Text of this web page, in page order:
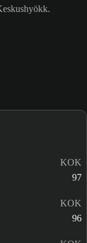
KOK
97
KOK
96